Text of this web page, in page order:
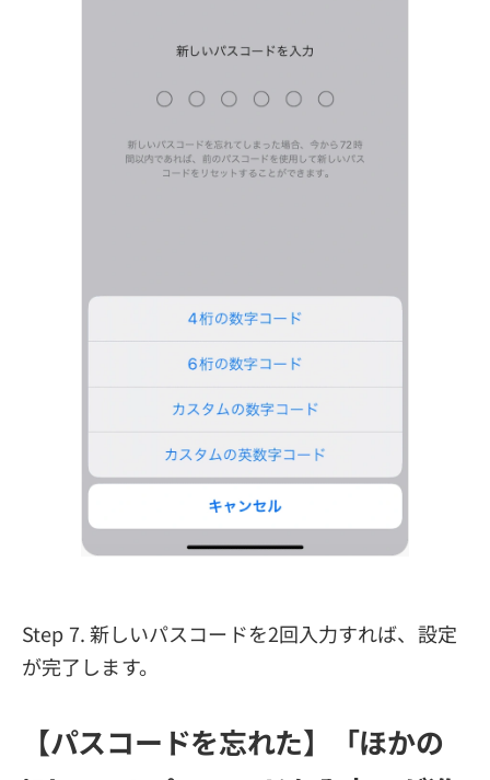
Step 7. 新しいパスコードを2回入力すれば、設定
が完了します。
【パスコードを忘れた】「ほかの